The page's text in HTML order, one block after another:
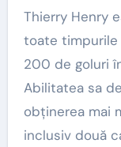
Thierry Henry
toate timpurile
200 de goluri
Abilitatea sa
obținerea mai
inclusiv două